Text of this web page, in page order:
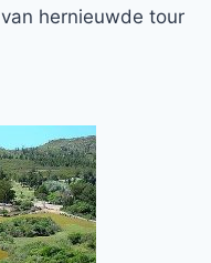
van hernieuwde tour